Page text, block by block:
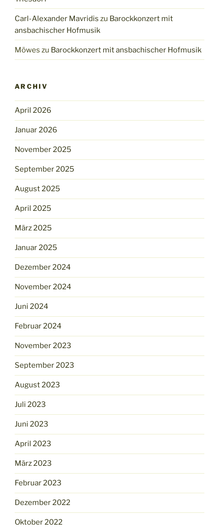
Carl-Alexander Mavridis zu Barockkonzert mit
ansbachischer Hofmusik
Möwes zu Barockkonzert mit ansbachischer Hofmusik
ARCHIV
April 2026
Januar 2026
November 2025
September 2025
August 2025
April 2025
März 2025
Januar 2025
Dezember 2024
November 2024
Juni 2024
Februar 2024
November 2023
September 2023
August 2023
Juli 2023
Juni 2023
April 2023
März 2023
Februar 2023
Dezember 2022
Oktober 2022